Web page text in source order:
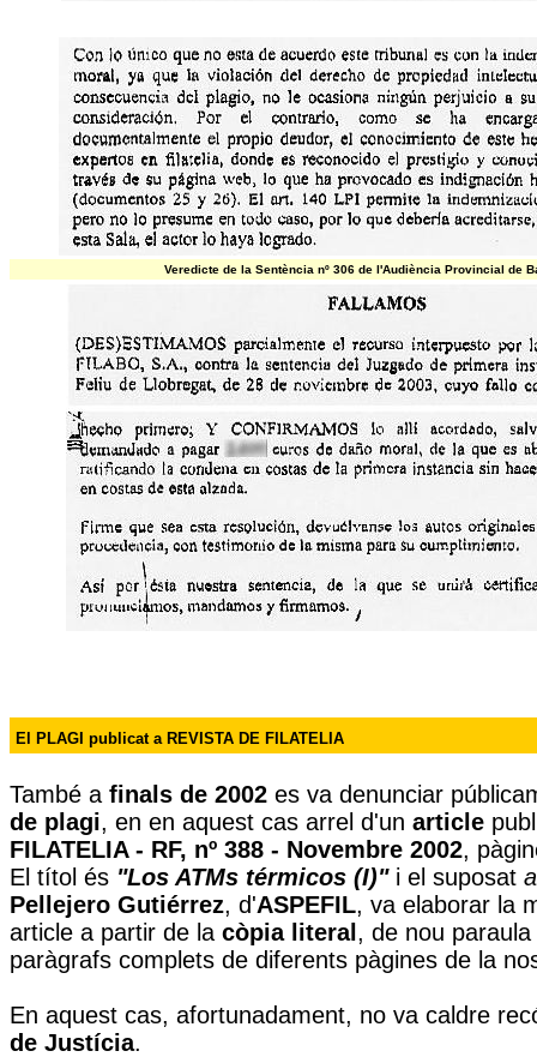
Veredicte de la Sentència nº 306 de l'Audiència Provincial de
El PLAGI publicat a REVISTA DE FILATELIA
També a finals de 2002 es va denunciar
de plagi, en en aquest cas arrel d'un article
FILATELIA - RF, nº 388 - Novembre 2002,
El títol és "Los ATMs térmicos (I)" i el suposat
Pellejero Gutiérrez, d'ASPEFIL, va elaborar la
article a partir de la còpia literal , de nou
paràgrafs complets de diferents pàgines de la
En aquest cas, afortunadament, no va caldre
de Justícia.